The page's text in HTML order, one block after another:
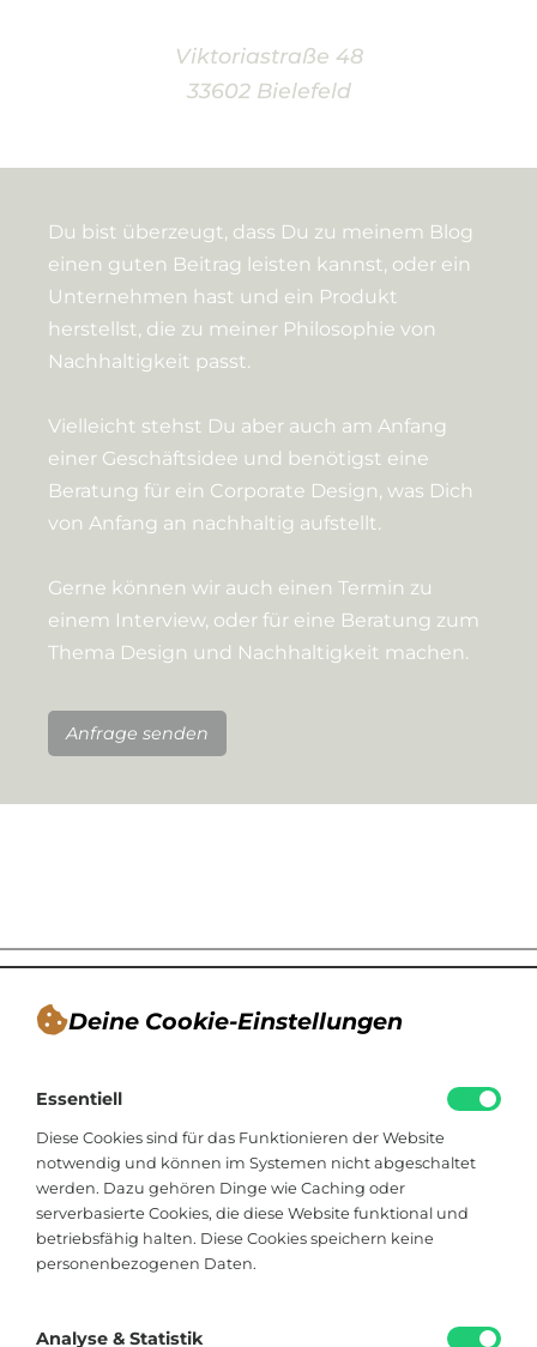
Deine Cookie-Einstellungen
Essentiell
Diese Cookies sind für das Funktionieren der Website
notwendig und können im Systemen nicht abgeschaltet
werden. Dazu gehören Dinge wie Caching oder
serverbasierte Cookies, die diese Website funktional und
betriebsfähig halten. Diese Cookies speichern keine
personenbezogenen Daten.
Analyse & Statistik
Viktoriastraße 48
33602 Bielefeld
Du bist überzeugt, dass Du zu meinem Blog
einen guten Beitrag leisten kannst, oder ein
Unternehmen hast und ein Produkt
herstellst, die zu meiner Philosophie von
Nachhaltigkeit passt.
Vielleicht stehst Du aber auch am Anfang
einer Geschäftsidee und benötigst eine
Beratung für ein Corporate Design, was Dich
von Anfang an nachhaltig aufstellt.
Gerne können wir auch einen Termin zu
einem Interview, oder für eine Beratung zum
Thema Design und Nachhaltigkeit machen.
Anfrage senden
Blogger, Berater für nachhaltiges
Kommunikationsdesign, Catering
Viktoriastraße 48
33602 Bielefeld
hallo@soistfein.de